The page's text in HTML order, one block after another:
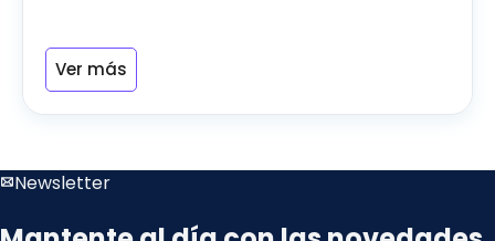
Ver más